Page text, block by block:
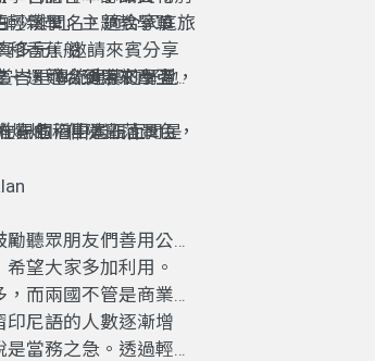
輕鬆學」主題教學單
多元」邀請來賓分享
還可以到馬來西亞、
語和馬來語非常接
亞喔！
沙灘聞名，適合家庭旅
和香蕉船。
，適合衝浪初學者，
烤，伴隨日落景色，
峇里傳統建築的好地
一個海中岩石上，是
觀的稻田景觀而聞
聽眾朋友們善用公共
望大家多加利用。
而兩國不管是商業、
尼語的人數逐漸增
當務之急。透過輕鬆